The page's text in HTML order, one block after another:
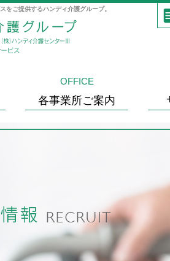
をご提供するハンディ介護グループ。
OFFICE
各事業所ご案内